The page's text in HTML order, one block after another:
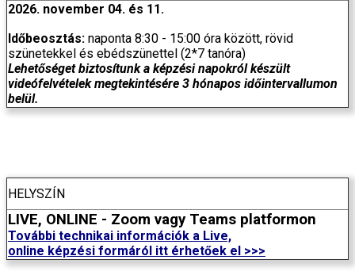
2026. november 04. és 11.
Időbeosztás: naponta 8:30 - 15:00 óra között, rövid
szünetekkel és ebédszünettel (2*7 tanóra)
Lehetőséget biztosítunk a képzési napokról készült
videófelvételek megtekintésére 3 hónapos időintervallumon
belül.
HELYSZÍN
LIVE, ONLINE - Zoom vagy Teams platformon
További technikai információk a Live,
online képzési formáról itt érhetőek el >>>